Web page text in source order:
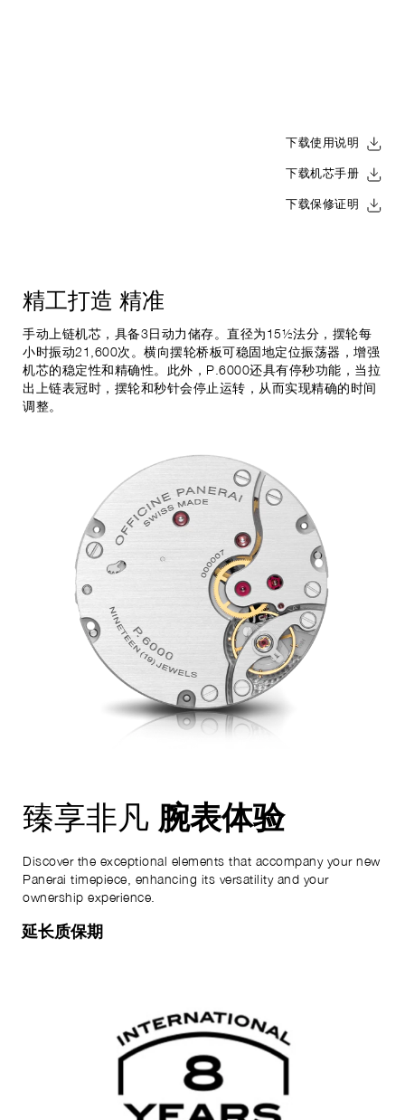
下载使用说明
下载机芯手册
下载保修证明
精工打造 精准
手动上链机芯，具备3日动力储存。直径为15½法分，摆轮每
小时振动21,600次。横向摆轮桥板可稳固地定位振荡器，增强
机芯的稳定性和精确性。此外，P.6000还具有停秒功能，当拉
出上链表冠时，摆轮和秒针会停止运转，从而实现精确的时间
调整。
臻享非凡 腕表体验
Discover the exceptional elements that accompany your new
Panerai timepiece, enhancing its versatility and your
ownership experience.
延长质保期